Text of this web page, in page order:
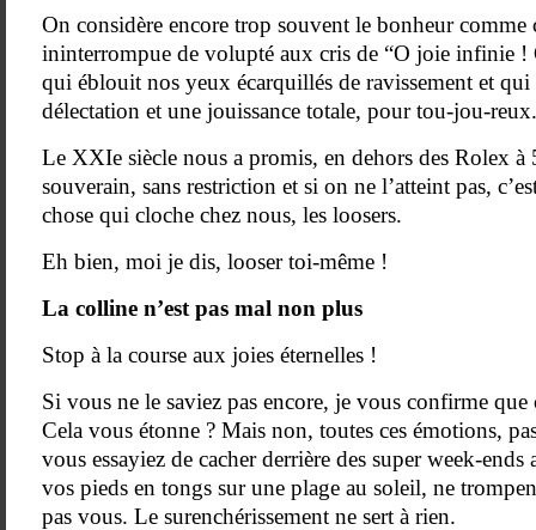
On considère encore trop souvent le bonheur comme
ininterrompue de volupté aux cris de “O joie infinie !
qui éblouit nos yeux écarquillés de ravissement et
délectation et une jouissance totale, pour tou-jou-reux.
Le XXIe siècle nous a promis, en dehors des Rolex à
souverain, sans restriction et si on ne l’atteint pas,
chose qui cloche chez nous, les loosers.
Eh bien, moi je dis, looser toi-même !
La colline n’est pas mal non plus
Stop à la course aux joies éternelles !
Si vous ne le saviez pas encore, je vous confirme que
Cela vous étonne ? Mais non, toutes ces émotions,
vous essayiez de cacher derrière des super week-ends
vos pieds en tongs sur une plage au soleil, ne
pas vous. Le surenchérissement ne sert à rien.